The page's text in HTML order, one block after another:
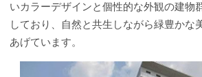
いカラーデザインと個性的な外観の建物
しており、自然と共生しながら緑豊かな
あげています。